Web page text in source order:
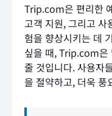
Trip.com은 편리한
고객 지원, 그리고 사
험을 향상시키는 데
싶을 때, Trip.com은
줄 것입니다. 사용자
을 절약하고, 더욱 풍